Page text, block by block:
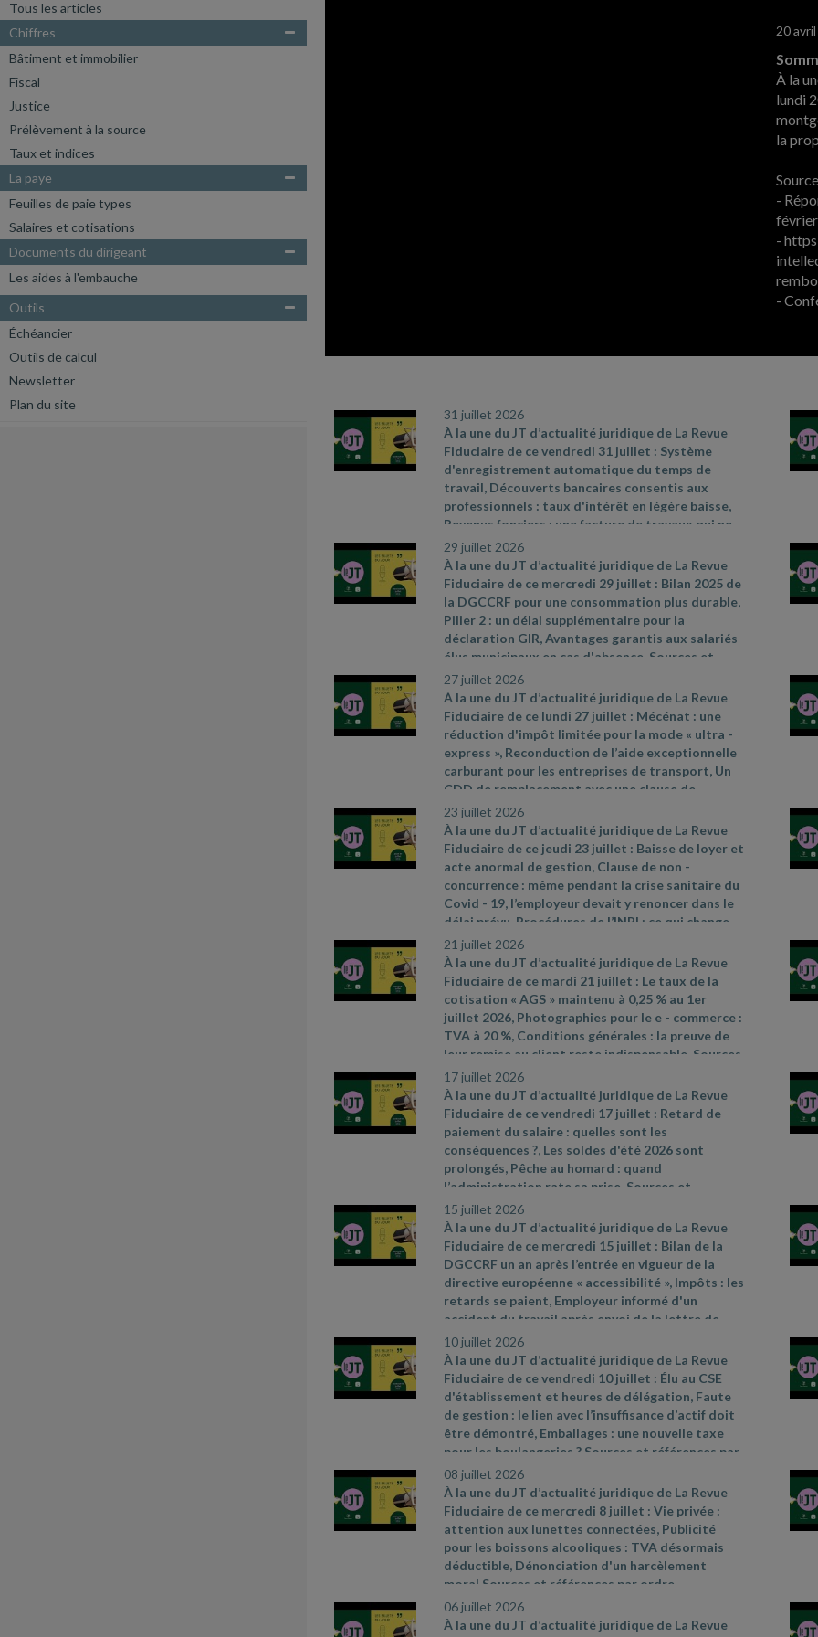
Tous les articles
Chiffres
Bâtiment et immobilier
Fiscal
Justice
Prélèvement à la source
Taux et indices
La paye
Feuilles de paie types
Salaires et cotisations
Documents du dirigeant
Les aides à l'embauche
Outils
Échéancier
Outils de calcul
Newsletter
Plan du site
20
À la
lundi
la
-
-
-
31 juillet 2026
À la une du JT d’actualité juridique de La Revue
Fiduciaire de ce vendredi 31 juillet : Système
d'enregistrement automatique du temps de
travail, Découverts bancaires consentis aux
professionnels : taux d'intérêt en légère baisse,
Revenus fonciers : une facture de travaux qui ne
convainc pas. Sources et références par ordre
d’apparition à l’écran :- CAA Marseille n°
24MA03292 du 28 mai 2026- Cass. soc. 8 juillet
2026, n° 24- 17481 D - Cass civ., 3e ch., 11 juin
2026, n° 24 - 19326 - Cass. soc. 17 juin 2026, n° 24
21533 FD- Avis relatif à l'application des articles
L. 314- 6 du code de la consommation et L. 313
l'usure du 26 juin 2026, JO du 28, texte 53
Lyon n° 25LY02478 du 30 juin 2026
29 juillet 2026
À la une du JT d’actualité juridique de La Revue
Fiduciaire de ce mercredi 29 juillet : Bilan 2025 de
la DGCCRF pour une consommation plus durable,
Pilier 2 : un délai supplémentaire pour la
déclaration GIR, Avantages garantis aux salariés
élus municipaux en cas d'absence. Sources et
références par ordre d’apparition à l’écran :
https://www.economie.gouv.fr/dgccrf/actualites
dgccrf/bilan- 2025- de- la- dgccrf- pour - une
consommation- plus- durable- des- avancees
concretes - au- service- des- consommateurs-
et- de- la- Communiqué de presse du
Gouvernement du 8 juillet 2026, n° 887 - Décret
27 juillet 2026
À la une du JT d’actualité juridique de La Revue
Fiduciaire de ce lundi 27 juillet : Mécénat : une
réduction d'impôt limitée pour la mode « ultra -
express », Reconduction de l’aide exceptionnelle
carburant pour les entreprises de transport, Un
CDD de remplacement avec une clause de
rupture anticipée est un CDI. Sources et
références par ordre d’apparition à l’écran :- Loi
n° 2026- 602 du 8 juillet 2026 visant à réduire
l'impact environnemental de l'industrie textile
(article 3)
- Décret n° 2026- 591 du 3 juillet 2026
relatif au deuxième dispositif d'aides
exceptionnelles attribuées aux entreprises de
https://www.legifrance.gouv.fr/jorf/id/
- Cass. soc. 17 juin 2026, n° 25- 13725 D
23 juillet 2026
À la une du JT d’actualité juridique de La Revue
Fiduciaire de ce jeudi 23 juillet : Baisse de loyer et
acte anormal de gestion, Clause de non -
concurrence : même pendant la crise sanitaire du
Covid - 19, l’employeur devait y renoncer dans le
délai prévu, Procédures de l’INPI : ce qui change
depuis le 2 juillet 2026. Sources et références par
ordre d’apparition à l’écran :- CAA Bordeaux n°
24BX01031 du 21 mai 2026- Cass. soc. 1er juillet
2026, n° 25
- 10960 FSB - décret n° 2026- 576 du
30 juin 2026 portant diverses mesures
d'harmonisation, de simplification et de
modernisation des procédures de l'Institut
INPI du 1er juillet 2026
21 juillet 2026
À la une du JT d’actualité juridique de La Revue
Fiduciaire de ce mardi 21 juillet : Le taux de la
cotisation « AGS » maintenu à 0,25 % au 1er
juillet 2026, Photographies pour le e- commerce :
TVA à 20 %, Conditions générales : la preuve de
leur remise au client reste indispensable. Sources
et références par ordre d’apparition à l’écran :
https://www.ags- garantie- salaires.org/a- la-
une/chiffres- cles- CAA Versailles n° 24VE00166
du 4 juin 2026 - Cass. com. 17 juin 2026, n°24
22736
17 juillet 2026
À la une du JT d’actualité juridique de La Revue
Fiduciaire de ce vendredi 17 juillet : Retard de
paiement du salaire : quelles sont les
conséquences ?, Les soldes d'été 2026 sont
prolongés, Pêche au homard : quand
l’administration rate sa prise. Sources et
références par ordre d’apparition à l’écran :
Cass. soc. 17 juin 2026, n° 24- 18286 FD - Article L.
310- 3 du code de commerce et arrêté du 27 mai
2019 - CAA Nantes n° 25NT01912 du 23 juin 2026
15 juillet 2026
À la une du JT d’actualité juridique de La Revue
Fiduciaire de ce mercredi 15 juillet : Bilan de la
DGCCRF un an après l’entrée en vigueur de la
directive européenne « accessibilité », Impôts : les
retards se paient, Employeur informé d'un
accident du travail après envoi de la lettre de
licenciement. Sources et références par ordre
d’apparition à l’écran :-
https://www.economie.gouv.fr/dgccrf/actualites
dgccrf/accessibilite - un- apres- lentree- en-
vigueur- de - la- directive - europeenne - bilan-
de- laction- de - la- dgccrf- Fiche pratique
Bercy infos Particuliers du 18 juin 2026- Cass.
10 juillet 2026
À la une du JT d’actualité juridique de La Revue
Fiduciaire de ce vendredi 10 juillet : Élu au CSE
d'établissement et heures de délégation, Faute
de gestion : le lien avec l’insuffisance d’actif doit
être démontré, Emballages : une nouvelle taxe
pour les boulangeries ? Sources et références par
ordre d’apparition à l’écran :
2026, n° 24- 17361 FSB- Cass. com., 20 mai 2026,
n° 25- 14635 - Réponse ministérielle Allisio n°
5572, JO Assemblée nationale du 9 juin 2026
08 juillet 2026
À la une du JT d’actualité juridique de La Revue
Fiduciaire de ce mercredi 8 juillet : Vie privée :
attention aux lunettes connectées, Publicité
pour les boissons alcooliques : TVA désormais
déductible, Dénonciation d'un harcèlement
moral Sources et références par ordre
d’apparition à l’écran :
11 mai 2026 – « Les lunettes connectées : la CNIL
06 juillet 2026
À la une du JT d’actualité juridique de La Revue